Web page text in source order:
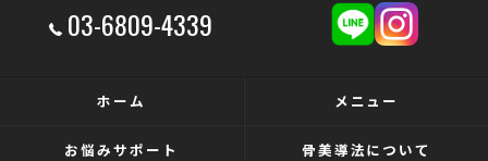
03-6809-4339
ホーム メニュー
お悩みサポート 骨美導法について